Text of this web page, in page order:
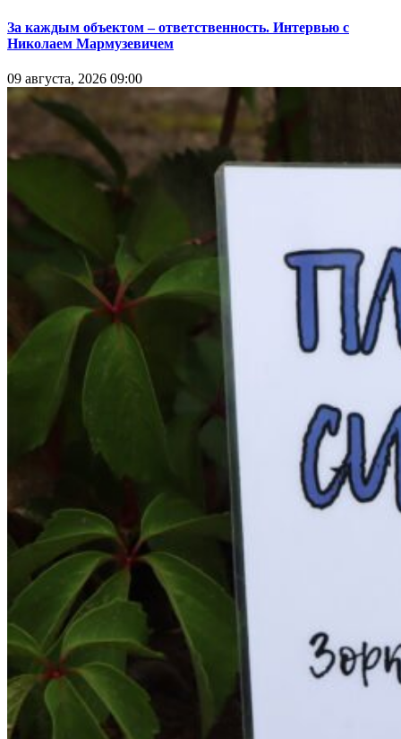
За каждым объектом – ответственность. Интервью с
Николаем Мармузевичем
09 августа, 2026 09:00